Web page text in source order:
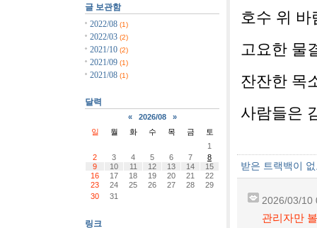
호수 위 바
고요한 물
잔잔한 목
사람들은
받은 트랙백이
2026/03/10
관리자만
글 보관함
2022/08 (1)
2022/03 (2)
2021/10 (2)
2021/09 (1)
2021/08 (1)
달력
« 2026/08
»
일
월 화 수 목 금
토
1
2
3 4 5 6 7
8
9
10 11 12 13 14
15
16
17 18 19 20 21
22
23
24 25 26 27 28
29
30
31
링크